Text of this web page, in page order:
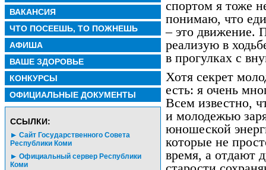
ВАКАНСИЯ
ЧТО ПОСЕЕШЬ, ТО ПОЖНЕШЬ
АФИША
ВАШЕ ЗДОРОВЬЕ
КОНКУРСЫ
ОФИЦИАЛЬНЫЕ ДОКУМЕНТЫ
CСЫЛКИ:
Сайт Государственного Совета
Республики Коми
Официальный сервер Республики
Коми
спортом я тоже
понимаю, что
– это движение.
реализую в
в прогулках с
Хотя секрет
есть: я очень
Всем известно,
и молодежью
юношеской
которые не
время, а отдают